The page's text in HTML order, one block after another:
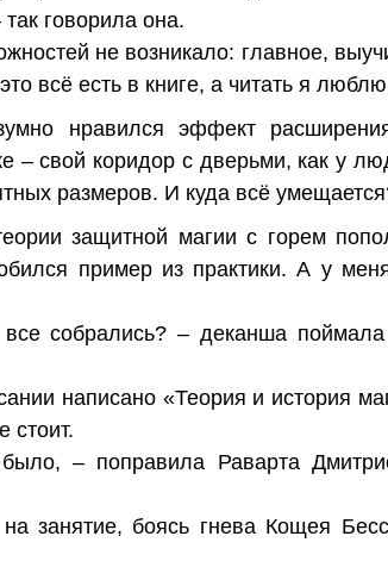
говорила она.
не возникало: главное,
всё есть в книге, а читать я
нравился эффект
– свой коридор с дверьми, как у
размеров. И куда всё
защитной магии с горем
пример из практики. А у
собрались? – деканша
написано «Теория и история
стоит.
– поправила Раварта
занятие, боясь гнева Кощея